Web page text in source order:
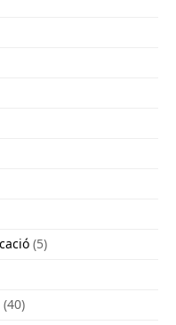
(5)
(40)